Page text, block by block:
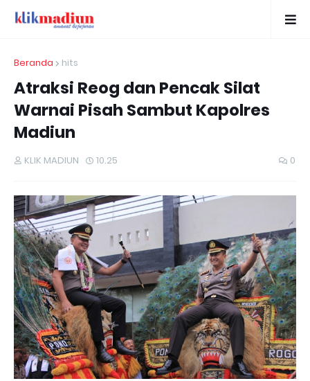
Beranda hits
Atraksi Reog dan Pencak Silat
Warnai Pisah Sambut Kapolres
Madiun
KLIK MADIUN 10.25 0